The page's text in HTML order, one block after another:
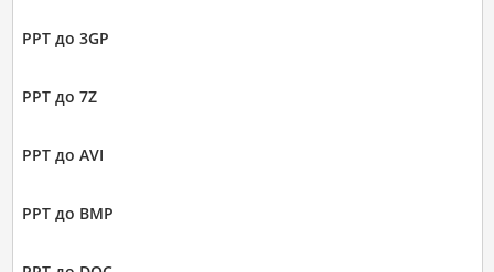
PPT до 3GP
PPT до 7Z
PPT до AVI
PPT до BMP